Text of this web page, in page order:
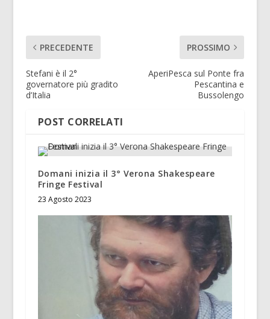
PRECEDENTE
Stefani è il 2°
governatore più gradito
d’Italia
PROSSIMO
AperiPesca sul Ponte fra
Pescantina e
Bussolengo
POST CORRELATI
Domani inizia il 3° Verona Shakespeare
Fringe Festival
23 Agosto 2023